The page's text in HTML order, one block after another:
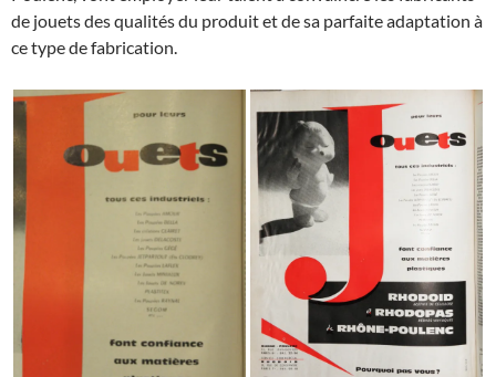
de jouets des qualités du produit et de sa parfaite adaptation à
ce type de fabrication.